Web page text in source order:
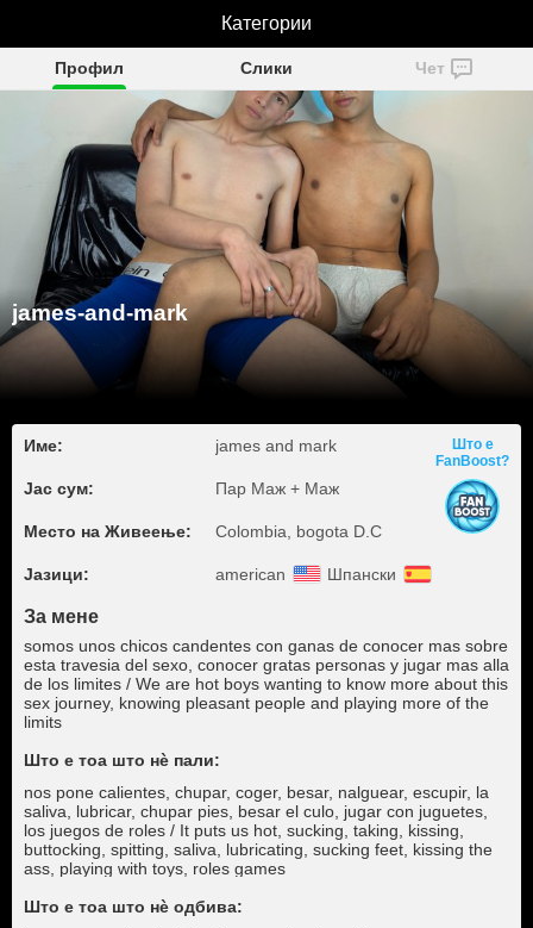
james-and-mark
Профил Слики Чет
james-and-mark
Име: james and mark
Јас сум: Пар Маж + Маж
Место на Живеење: Colombia, bogota D.C
Јазици: american Шпански
Што е
FanBoost?
За мене
somos unos chicos candentes con ganas de conocer mas sobre
esta travesia del sexo, conocer gratas personas y jugar mas alla
de los limites / We are hot boys wanting to know more about this
sex journey, knowing pleasant people and playing more of the
limits
Што е тоа што нѐ пали:
nos pone calientes, chupar, coger, besar, nalguear, escupir, la
saliva, lubricar, chupar pies, besar el culo, jugar con juguetes,
los juegos de roles / It puts us hot, sucking, taking, kissing,
buttocking, spitting, saliva, lubricating, sucking feet, kissing the
ass, playing with toys, roles games
Што е тоа што нѐ одбива:
Категории